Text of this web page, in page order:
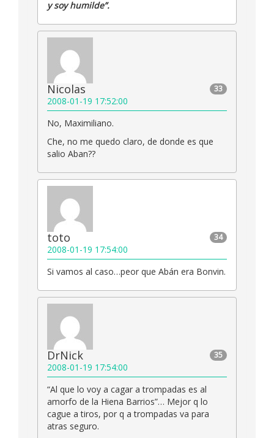
y soy humilde”.
33
Nicolas
2008-01-19 17:52:00
No, Maximiliano.
Che, no me quedo claro, de donde es que
salio Aban??
34
toto
2008-01-19 17:54:00
Si vamos al caso…peor que Abán era Bonvin.
35
DrNick
2008-01-19 17:54:00
“Al que lo voy a cagar a trompadas es al
amorfo de la Hiena Barrios”… Mejor q lo
cague a tiros, por q a trompadas va para
atras seguro.